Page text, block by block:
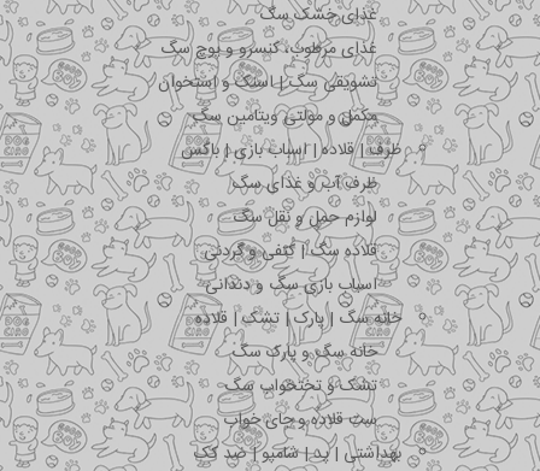
غذای خشک سگ
غذای مرطوب، کنسرو و پوچ سگ
تشویقی سگ | اسنک و استخوان
مکمل و مولتی ویتامین سگ
ظرف | قلاده | اسباب بازی | باکس
ظرف آب و غذای سگ
لوازم حمل و نقل سگ
قلاده سگ | کتفی و گردنی
اسباب بازی سگ و دندانی
خانه سگ | پارک | تشک | قلاده
خانه سگ و پارک سگ
تشک و تختخواب سگ
ست قلاده و جای خواب
بهداشتی | پد | شامپو | ضد کک